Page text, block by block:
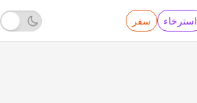
استرخاء سفر